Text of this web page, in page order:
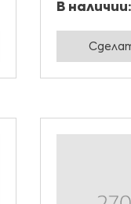
В наличии: